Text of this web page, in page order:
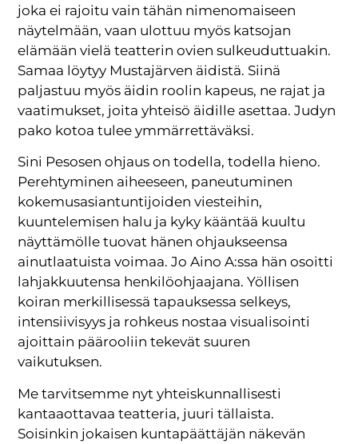
joka ei rajoitu vain tähän nimenomaiseen
näytelmään, vaan ulottuu myös katsojan
elämään vielä teatterin ovien sulkeuduttuakin.
Samaa löytyy Mustajärven äidistä. Siinä
paljastuu myös äidin roolin kapeus, ne rajat ja
vaatimukset, joita yhteisö äidille asettaa. Judyn
pako kotoa tulee ymmärrettäväksi.
Sini Pesosen ohjaus on todella, todella hieno.
Perehtyminen aiheeseen, paneutuminen
kokemusasiantuntijoiden viesteihin,
kuuntelemisen halu ja kyky kääntää kuultu
näyttämölle tuovat hänen ohjaukseensa
ainutlaatuista voimaa. Jo Aino A:ssa hän osoitti
lahjakkuutensa henkilöohjaajana. Yöllisen
koiran merkillisessä tapauksessa selkeys,
intensiivisyys ja rohkeus nostaa visualisointi
ajoittain päärooliin tekevät suuren
vaikutuksen.
Me tarvitsemme nyt yhteiskunnallisesti
kantaaottavaa teatteria, juuri tällaista.
Soisinkin jokaisen kuntapäättäjän näkevän